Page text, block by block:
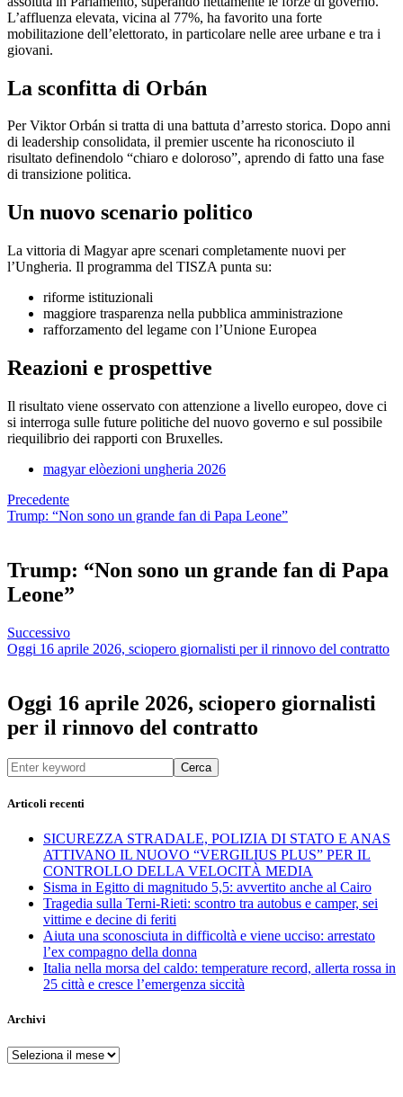
L’affluenza elevata, vicina al 77%, ha favorito una forte
mobilitazione dell’elettorato, in particolare nelle aree urbane e tra i
giovani.
La sconfitta di Orbán
Per Viktor Orbán si tratta di una battuta d’arresto storica. Dopo anni
di leadership consolidata, il premier uscente ha riconosciuto il
risultato definendolo “chiaro e doloroso”, aprendo di fatto una fase
di transizione politica.
Un nuovo scenario politico
La vittoria di Magyar apre scenari completamente nuovi per
l’Ungheria. Il programma del TISZA punta su:
riforme istituzionali
maggiore trasparenza nella pubblica amministrazione
rafforzamento del legame con l’Unione Europea
Reazioni e prospettive
Il risultato viene osservato con attenzione a livello europeo, dove ci
si interroga sulle future politiche del nuovo governo e sul possibile
riequilibrio dei rapporti con Bruxelles.
magyar elòezioni ungheria 2026
Precedente
Trump: “Non sono un grande fan di Papa Leone”
Trump: “Non sono un grande fan di Papa
Leone”
Successivo
Oggi 16 aprile 2026, sciopero giornalisti per il rinnovo del contratto
Oggi 16 aprile 2026, sciopero giornalisti
per il rinnovo del contratto
Cerca
Articoli recenti
SICUREZZA STRADALE, POLIZIA DI STATO E ANAS
ATTIVANO IL NUOVO “VERGILIUS PLUS” PER IL
CONTROLLO DELLA VELOCITÀ MEDIA
Sisma in Egitto di magnitudo 5,5: avvertito anche al Cairo
Tragedia sulla Terni-Rieti: scontro tra autobus e camper, sei
vittime e decine di feriti
Aiuta una sconosciuta in difficoltà e viene ucciso: arrestato
l’ex compagno della donna
Italia nella morsa del caldo: temperature record, allerta rossa in
25 città e cresce l’emergenza siccità
Archivi
Archivi